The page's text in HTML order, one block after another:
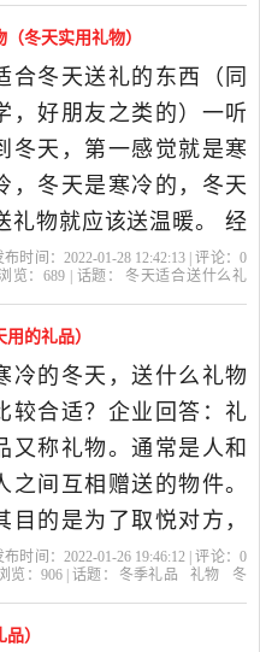
活的一种方式，不管是
码加好友还是推广公众
，赠送有吸引力的小礼
效果会事半功倍，其中
趣和实用性是最合
冬天实用礼物）
合冬天送礼的东西（同
，好朋友之类的）一听
冬天，第一感觉就是寒
，冬天是寒冷的，冬天
礼物就应该送温暖。 经
有限，送实用的就行
围巾或者一副手套，即
用又实惠，而且还很温
哦！ 还可以送一些毛毯
类的，像多功能毛毯，
可以当抱枕、披肩
布时间：2022-01-28 12:42:13 | 评论： 0
| 浏览： 689 | 话题：
冬天适合送什么礼
的礼品）
冷的冬天，送什么礼物
较合适？企业回答：礼
又称礼物。通常是人和
之间互相赠送的物件。
目的是为了取悦对方，
表达善意、敬意。礼物
子，比如情人节的玫瑰
布时间：2022-01-26 19:46:12 | 评论： 0
浏览： 906| 话题： 冬季礼品 礼物
冬
）